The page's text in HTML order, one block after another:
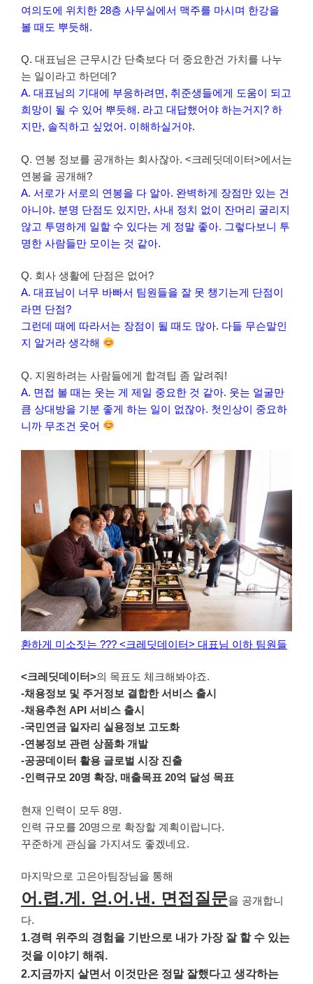
여의도에 위치한 28층 사무실에서 맥주를 마시며 한강을
볼 때도 뿌듯해.
Q. 대표님은 근무시간 단축보다 더 중요한건 가치를 나누
는 일이라고 하던데?
A. 대표님의 기대에 부응하려면, 취준생들에게 도움이 되고
희망이 될 수 있어 뿌듯해. 라고 대답했어야 하는거지? 하
지만, 솔직하고 싶었어. 이해하실거야.
Q. 연봉 정보를 공개하는 회사잖아. <크레딧데이터>에서는
연봉을 공개해?
A. 서로가 서로의 연봉을 다 알아. 완벽하게 장점만 있는 건
아니야. 분명 단점도 있지만, 사내 정치 없이 잔머리 굴리지
않고 투명하게 일할 수 있다는 게 정말 좋아. 그렇다보니 투
명한 사람들만 모이는 것 같아.
Q. 회사 생활에 단점은 없어?
A. 대표님이 너무 바빠서 팀원들을 잘 못 챙기는게 단점이
라면 단점?
그런데 때에 따라서는 장점이 될 때도 많아. 다들 무슨말인
지 알거라 생각해
Q. 지원하려는 사람들에게 합격팁 좀 알려줘!
A. 면접 볼 때는 웃는 게 제일 중요한 것 같아. 웃는 얼굴만
큼 상대방을 기분 좋게 하는 일이 없잖아. 첫인상이 중요하
니까 무조건 웃어
환하게 미소짓는 ??? <크레딧데이터> 대표님 이하 팀원들
<크레딧데이터>의 목표도 체크해봐야죠.
-채용정보 및 주거정보 결합한 서비스 출시
-채용추천 API 서비스 출시
-국민연금 일자리 실용정보 고도화
-연봉정보 관련 상품화 개발
-공공데이터 활용 글로벌 시장 진출
-인력규모 20명 확장, 매출목표 20억 달성 목표
현재 인력이 모두 8명.
인력 규모를 20명으로 확장할 계획이랍니다.
꾸준하게 관심을 가지셔도 좋겠네요.
마지막으로 고은아팀장님을 통해
어.렵.게. 얻.어.낸. 면접질문을 공개합니
다.
1.경력 위주의 경험을 기반으로 내가 가장 잘 할 수 있는
것을 이야기 해줘.
2.지금까지 살면서 이것만은 정말 잘했다고 생각하는